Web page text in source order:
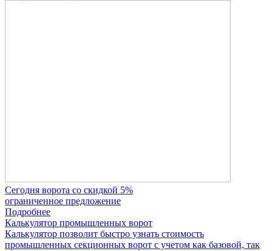
Сегодня ворота со скидкой 5%
ограниченное предложение
Подробнее
Калькулятор промышленных ворот
Калькулятор позволит быстро узнать стоимость
промышленных секционных ворот с учетом как базовой, так